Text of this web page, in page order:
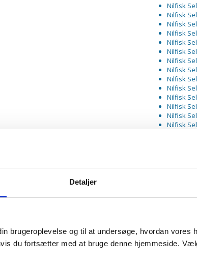
Detaljer
brugeroplevelse og til at undersøge, hvordan vores
du fortsætter med at bruge denne hjemmeside.
Nilfisk
Nilfisk
Nilfisk
Nilfisk
Nilfisk
Nilfisk
Nilfisk
Nilfisk
Nilfisk
Nilfisk
Nilfisk
Nilfisk
Nilfisk
Nilfisk
Nilfisk
Nilfisk
Nilfisk
Nilfisk
Nilfisk
Nilfisk
Nilfisk
Nilfisk